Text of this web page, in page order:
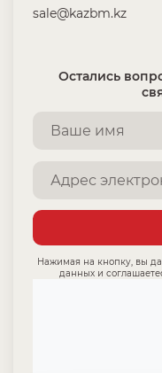
sale@kazbm.kz
Остались
Нажимая на кнопку, вы
данных и